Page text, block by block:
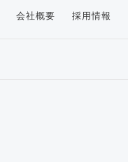
会社概要 採用情報